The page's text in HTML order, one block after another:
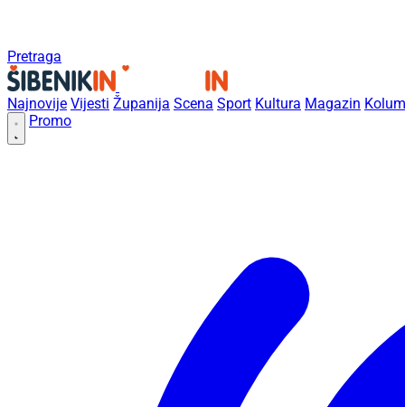
Pretraga
Najnovije Vijesti Županija Scena Sport Kultura Magazin
Promo